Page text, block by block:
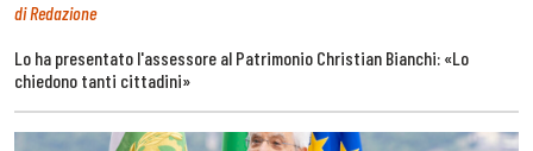
di Redazione
Lo ha presentato l'assessore al Patrimonio Christian Bianchi: «Lo
chiedono tanti cittadini»